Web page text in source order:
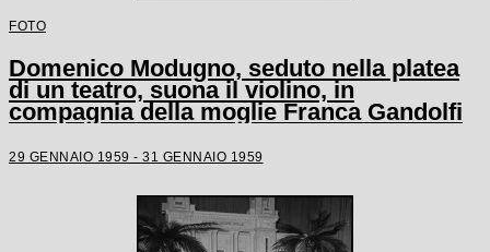
FOTO
Domenico Modugno, seduto nella platea
di un teatro, suona il violino, in
compagnia della moglie Franca Gandolfi
29 GENNAIO 1959 - 31 GENNAIO 1959